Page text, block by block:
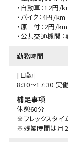
・自動車：12円/
・バイク：4円/km
・原 付：2円/km
・公共交通機関
勤務時間
[日勤]
8:30〜17:30 実
補足事項
休憩60分
※フレックスタイ
※残業時間は月